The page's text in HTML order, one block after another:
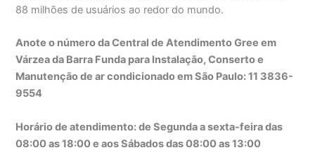
88 milhões de usuários ao redor do mundo.
Anote o número da Central de Atendimento Gree em
Várzea da Barra Funda para Instalação, Conserto e
Manutenção de ar condicionado em São Paulo: 11 3836-
9554
Horário de atendimento: de Segunda a sexta-feira das
08:00 as 18:00 e aos Sábados das 08:00 as 13:00